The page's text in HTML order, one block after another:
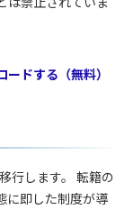
ドする（無料）
行します。 転籍の
に即した制度が導